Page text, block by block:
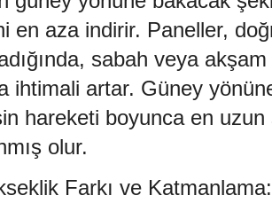
en aza indirir. Paneller,
sabah veya
ihtimali artar. Güney
hareketi boyunca en uzun
olur.
Farkı ve